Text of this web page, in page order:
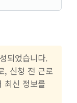
되었습니다.
, 신청 전 근로
최신 정보를